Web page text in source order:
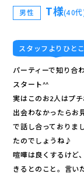
男性 T様(40代
スタッフよりひと
パーティーで知り合
スタート^^
実はこのお2人はプ
出会わなかったらお
で話し合っておりま
たのでしょうね♪
喧嘩は良くするけど
きるとのこと。言い